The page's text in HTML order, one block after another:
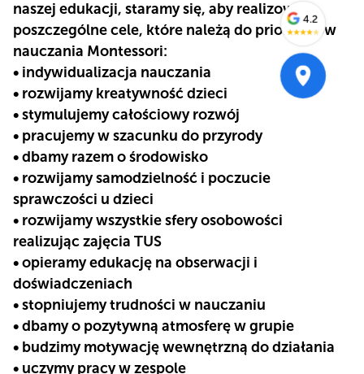
naszej edukacji, staramy się, aby realizować
poszczególne cele, które należą do priorytetów
nauczania Montessori:
• indywidualizacja nauczania
• rozwijamy kreatywność dzieci
• stymulujemy całościowy rozwój
• pracujemy w szacunku do przyrody
• dbamy razem o środowisko
• rozwijamy samodzielność i poczucie
sprawczości u dzieci
• rozwijamy wszystkie sfery osobowości
realizując zajęcia TUS
• opieramy edukację na obserwacji i
doświadczeniach
• stopniujemy trudności w nauczaniu
• dbamy o pozytywną atmosferę w grupie
• budzimy motywację wewnętrzną do działania
• uczymy pracy w zespole
4.2
★★★★★